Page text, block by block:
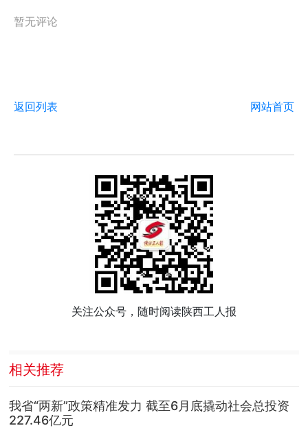
暂无评论
返回列表 网站首页
关注公众号，随时阅读陕西工人报
相关推荐
我省“两新”政策精准发力 截至6月底撬动社会总投资
227.46亿元